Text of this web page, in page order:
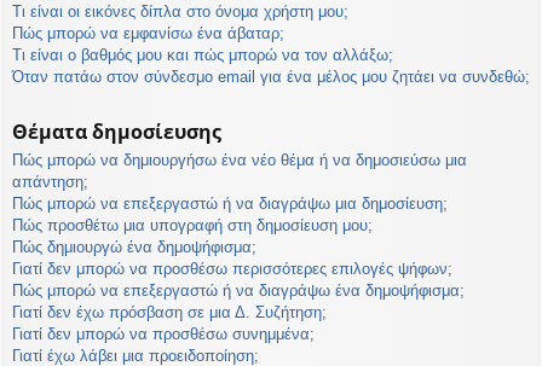
Τι είναι οι εικόνες δίπλα στο όνομα χρήστη μου;
Πώς μπορώ να εμφανίσω ένα άβαταρ;
Τι είναι ο βαθμός μου και πώς μπορώ να τον αλλάξω;
Όταν πατάω στον σύνδεσμο email για ένα μέλος μου ζητάει να συνδεθώ;
Θέματα δημοσίευσης
Πώς μπορώ να δημιουργήσω ένα νέο θέμα ή να δημοσιεύσω μια
απάντηση;
Πώς μπορώ να επεξεργαστώ ή να διαγράψω μια δημοσίευση;
Πώς προσθέτω μια υπογραφή στη δημοσίευση μου;
Πώς δημιουργώ ένα δημοψήφισμα;
Γιατί δεν μπορώ να προσθέσω περισσότερες επιλογές ψήφων;
Πώς μπορώ να επεξεργαστώ ή να διαγράψω ένα δημοψήφισμα;
Γιατί δεν έχω πρόσβαση σε μια Δ. Συζήτηση;
Γιατί δεν μπορώ να προσθέσω συνημμένα;
Γιατί έχω λάβει μια προειδοποίηση;